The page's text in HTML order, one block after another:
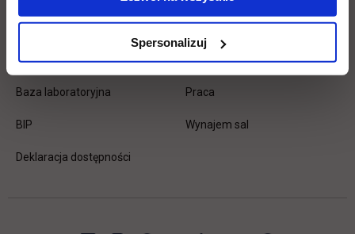
Spersonalizuj
Władze
Baza dydaktyczna
Baza laboratoryjna
BIP
Deklaracja dostępności
Wydział Inżynieryjny
Wydział Zamiejscowy Płońsk
Praca
Wynajem sal